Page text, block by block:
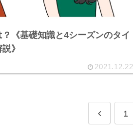
《基礎知識と4シーズンのタイ
》
2021.12.22
1